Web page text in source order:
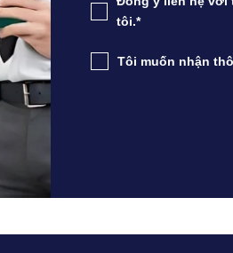
tôi.*
Tôi muốn nhận